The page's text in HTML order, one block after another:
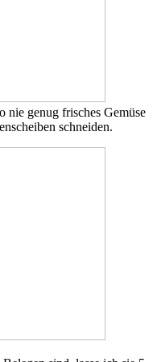
nie genug frisches Gemüse
schneiden.